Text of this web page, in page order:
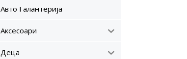
Авто Галантерија
Аксесоари
Деца